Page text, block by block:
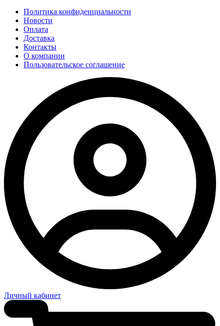
Политика конфиденциальности
Новости
Оплата
Доставка
Контакты
О компании
Пользовательское соглашение
Личный кабинет